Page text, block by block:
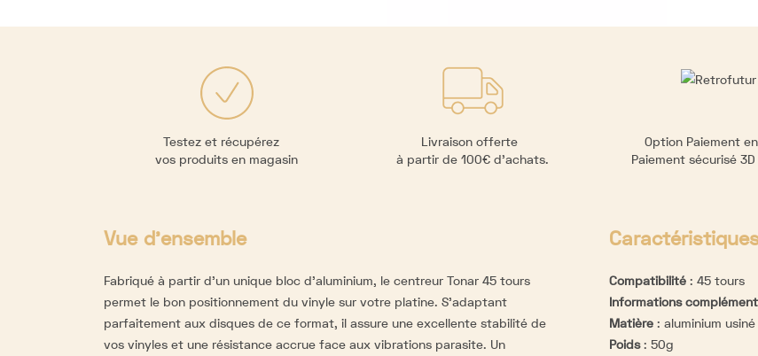
Testez et récupérez
vos produits en magasin
Livraison offerte
à partir de 100€ d’achats.
Option Paiement
Paiement sécurisé
Vue d'ensemble
Fabriqué à partir d'un unique bloc d'aluminium, le centreur Tonar 45 tours
permet le bon positionnement du vinyle sur votre platine. S’adaptant
parfaitement aux disques de ce format, il assure une excellente stabilité de
vos vinyles et une résistance accrue face aux vibrations parasite. Un
Compatibilité : 45 tours
Informations
Matière : aluminium usiné
Poids: 50g